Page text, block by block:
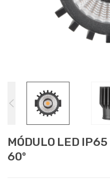
MÓDULO LED IP65
60º